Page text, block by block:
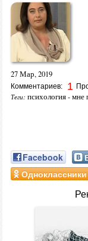
27 Мар, 2019
Комментариев: 1
Теги: психология - мне
Facebook
Одноклассники